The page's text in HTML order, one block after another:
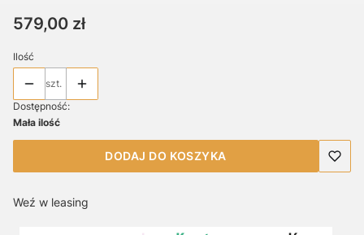
Cena
579,00 zł
Ilość
szt.
Dostępność:
Mała ilość
DODAJ DO KOSZYKA
Weź w leasing